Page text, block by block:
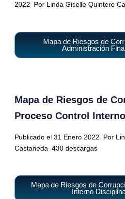
2022
Por Linda Giselle Quintero
Mapa de Riesgos de
Administración
Mapa de Riesgos de
Proceso Control
Publicado el 31 Enero 2022
Por
Castaneda 430 descargas
Mapa de Riesgos de
Interno